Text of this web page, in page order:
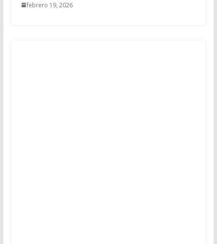
febrero 19, 2026